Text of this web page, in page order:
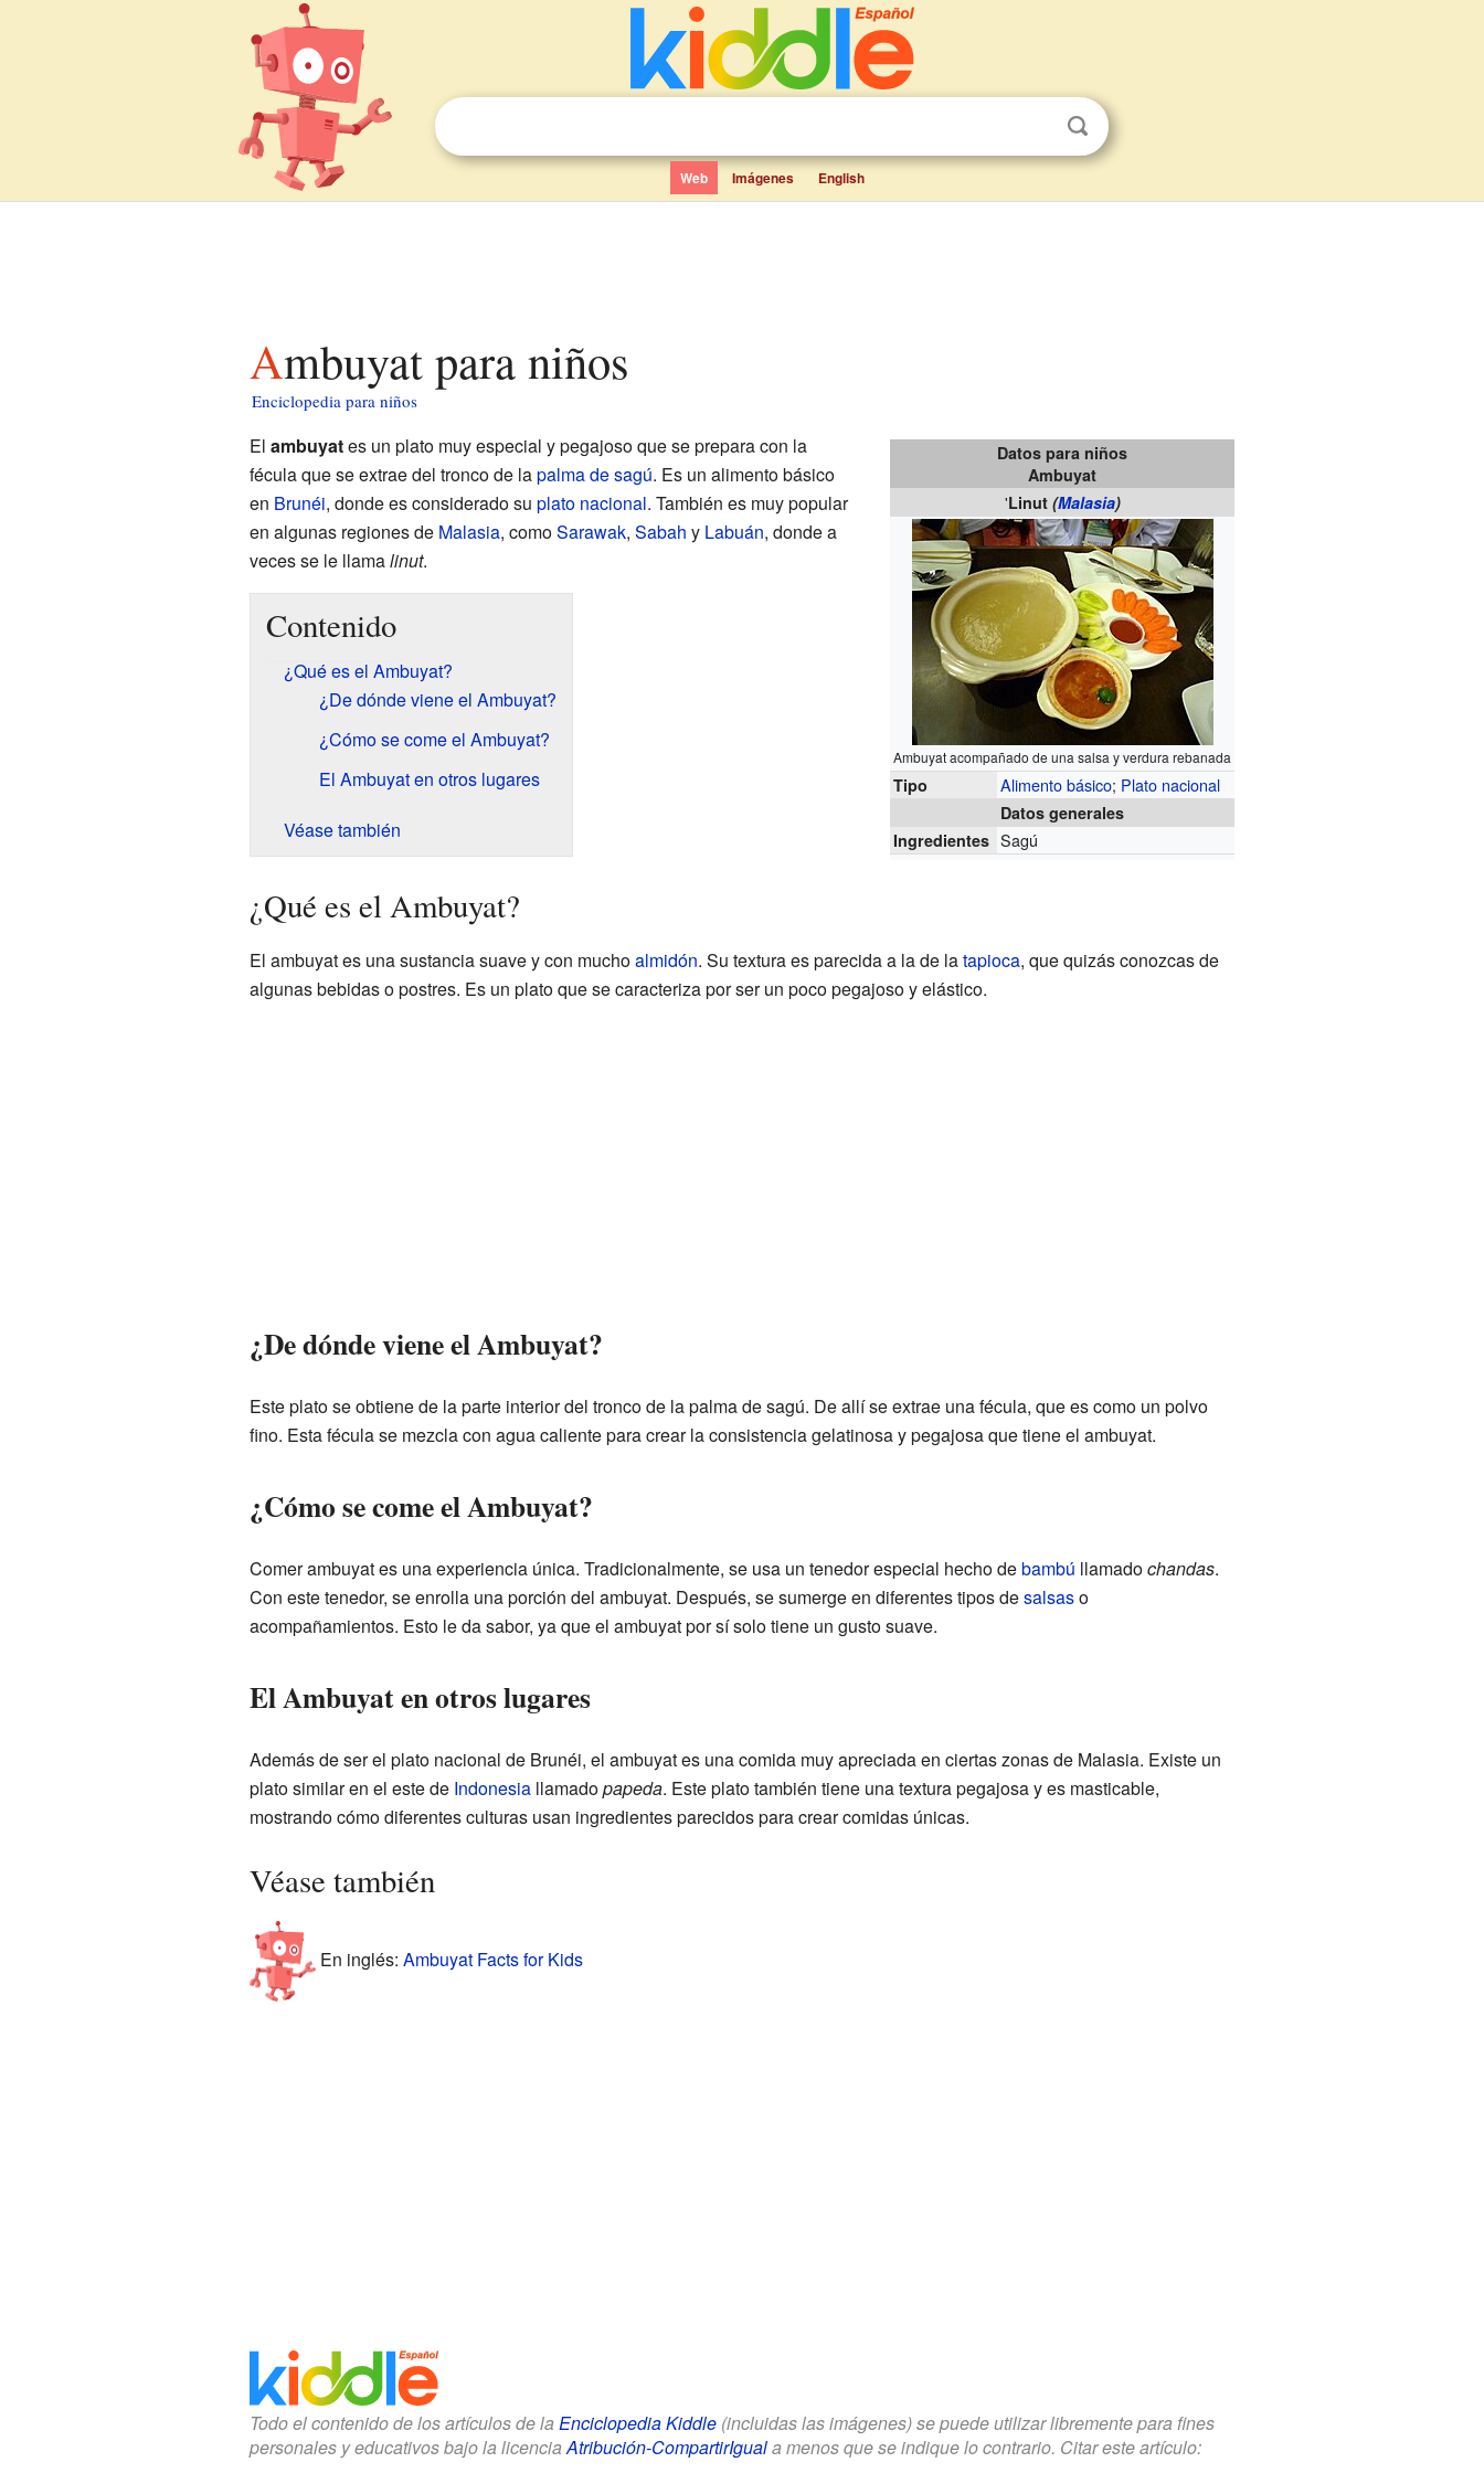
Web Imágenes English
Ambuyat para niños
Enciclopedia para niños
Datos para niños
Ambuyat
'Linut (Malasia)
Ambuyat acompañado de una salsa y verdura rebanada
Tipo Alimento básico; Plato nacional
Datos generales
Ingredientes Sagú
El ambuyates un plato muy especial y pegajoso que se prepara con la
fécula que se extrae del tronco de lapalma de sagú. Es un alimento básico
en Brunéi, donde es considerado su plato nacional. También es muy popular
en algunas regiones de Malasia, comoSarawak, Sabah y Labuán, donde a
veces se le llamalinut.
Contenido
¿Qué es el Ambuyat?
¿De dónde viene el Ambuyat?
¿Cómo se come el Ambuyat?
El Ambuyat en otros lugares
Véase también
¿Qué es el Ambuyat?
El ambuyat es una sustancia suave y con muchoalmidón. Su textura es parecida a la de latapioca, que quizás conozcas de
algunas bebidas o postres. Es un plato que se caracteriza por ser un poco pegajoso y elástico.
¿De dónde viene el Ambuyat?
Este plato se obtiene de la parte interior del tronco de la palma de sagú. De allí se extrae una fécula, que es como un polvo
fino. Esta fécula se mezcla con agua caliente para crear la consistencia gelatinosa y pegajosa que tiene el ambuyat.
¿Cómo se come el Ambuyat?
Comer ambuyat es una experiencia única. Tradicionalmente, se usa un tenedor especial hecho debambú llamadochandas.
Con este tenedor, se enrolla una porción del ambuyat. Después, se sumerge en diferentes tipos desalsaso
acompañamientos. Esto le da sabor, ya que el ambuyat por sí solo tiene un gusto suave.
El Ambuyat en otros lugares
Además de ser el plato nacional de Brunéi, el ambuyat es una comida muy apreciada en ciertas zonas de Malasia. Existe un
plato similar en el este de Indonesiallamadopapeda. Este plato también tiene una textura pegajosa y es masticable,
mostrando cómo diferentes culturas usan ingredientes parecidos para crear comidas únicas.
Véase también
En inglés: Ambuyat Facts for Kids
Todo el contenido de los artículos de la Enciclopedia Kiddle(incluidas las imágenes) se puede utilizar libremente para fines
personales y educativos bajo la licenciaAtribución-CompartirIguala menos que se indique lo contrario. Citar este artículo: